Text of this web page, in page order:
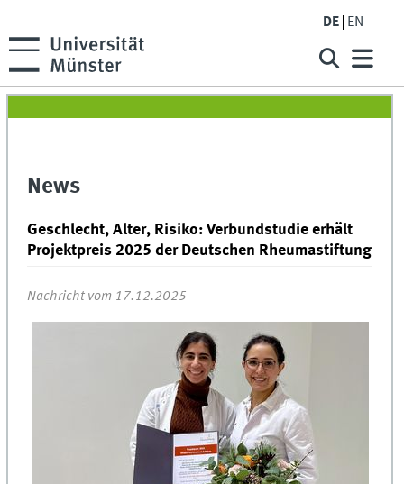
DE EN
News
Geschlecht, Alter, Risiko: Verbundstudie erhält
Projektpreis 2025 der Deutschen Rheumastiftung
Nachricht vom 17.12.2025